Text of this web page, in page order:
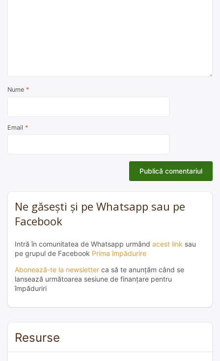
Nume *
Email *
Ne găsești și pe Whatsapp sau pe
Facebook
Intră în comunitatea de Whatsapp urmând acest link sau
pe grupul de Facebook Prima împădurire
Abonează-te la newsletter ca să te anunțăm când se
lansează următoarea sesiune de finanțare pentru
împăduriri
Resurse